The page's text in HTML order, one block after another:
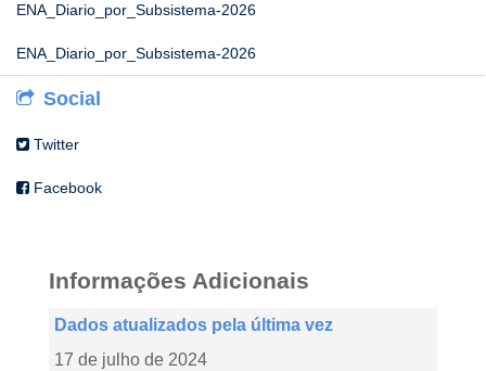
ENA_Diario_por_Subsistema-2026
ENA_Diario_por_Subsistema-2026
Social
Twitter
Facebook
Informações Adicionais
Dados atualizados pela última vez
17 de julho de 2024